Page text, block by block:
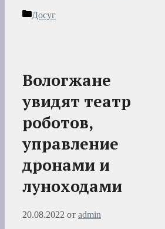
Рубрики
Досуг
Вологжане
увидят театр
роботов,
управление
дронами и
луноходами
20.08.2022 от admin